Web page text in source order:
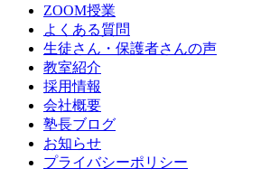
ZOOM授業
よくある質問
生徒さん・保護者さんの声
教室紹介
採用情報
会社概要
塾長ブログ
お知らせ
プライバシーポリシー